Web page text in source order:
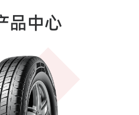
通过了中国3C、美国DOT、欧洲
TNMETRO等一系列国内国际认证。
工厂、临沂市一企一技术研发中
心、临沂市工程研究中心、沂南县
称号。
品中心